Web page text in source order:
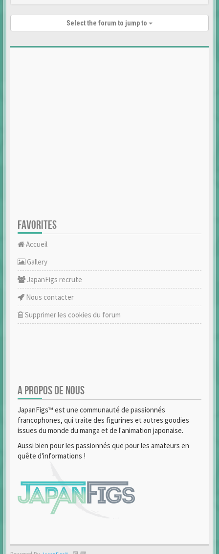
Select the forum to jump to
FAVORITES
Accueil
Gallery
JapanFigs recrute
Nous contacter
Supprimer les cookies du forum
A PROPOS DE NOUS
JapanFigs™ est une communauté de passionnés
francophones, qui traite des figurines et autres goodies
issues du monde du manga et de l'animation japonaise.
Aussi bien pour les passionnés que pour les amateurs en
quête d'informations !